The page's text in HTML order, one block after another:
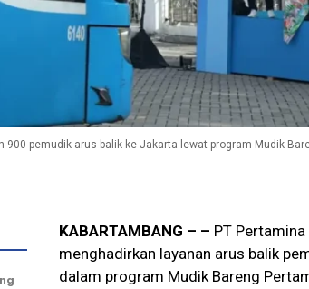
900 pemudik arus balik ke Jakarta lewat program Mudik
KABARTAMBANG – – PT
menghadirkan layanan arus balik
dalam program Mudik Bareng